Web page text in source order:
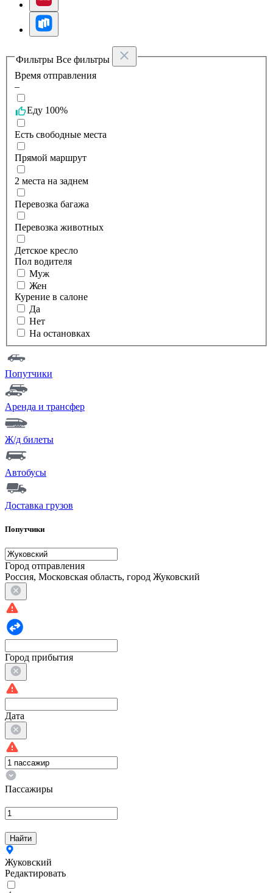
Фильтры Все фильтры
Время отправления
–
Еду 100%
Есть свободные места
Прямой маршрут
2 места на заднем
Перевозка багажа
Перевозка животных
Детское кресло
Пол водителя
Муж
Жен
Курение в салоне
Да
Нет
На остановках
Попутчики
Аренда и трансфер
Ж/д билеты
Автобусы
Доставка грузов
Попутчики
Город отправления
Россия, Московская область, город Жуковский
Город прибытия
Дата
Пассажиры
Найти
Жуковский
Редактировать